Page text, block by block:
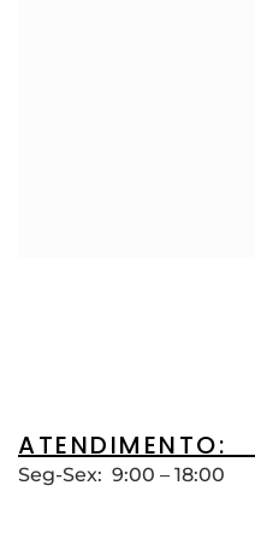
ATENDIMENTO:__
Seg-Sex: 9:00 – 18:00